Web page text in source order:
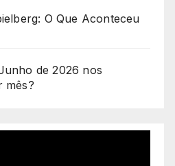
O Que Aconteceu
de 2026 nos
mês?